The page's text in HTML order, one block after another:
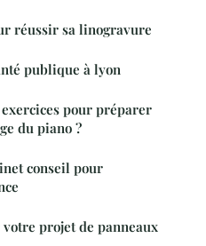
réussir sa linogravure
publique à lyon
pour préparer
du piano ?
conseil pour
projet de panneaux